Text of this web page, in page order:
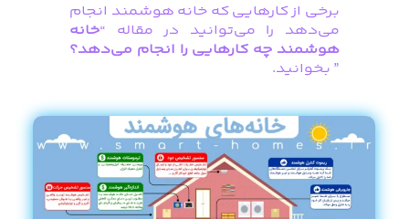
برخی از کارهایی که خانه هوشمند انجام
می‌دهد را می‌توانید در مقاله “خانه
هوشمند چه کارهایی را انجام می‌دهد؟
” بخوانید.